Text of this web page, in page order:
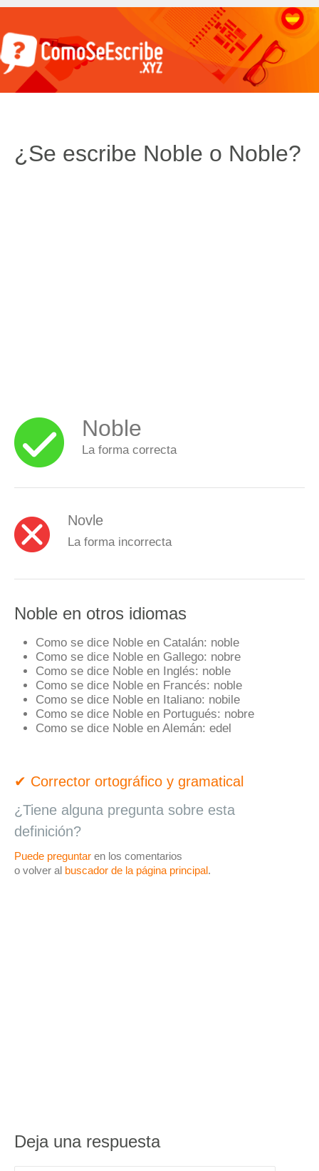
¿Se escribe Noble o Noble?
Noble
La forma correcta
Novle
La forma incorrecta
Noble en otros idiomas
Como se dice Noble en Catalán: noble
Como se dice Noble en Gallego: nobre
Como se dice Noble en Inglés: noble
Como se dice Noble en Francés: noble
Como se dice Noble en Italiano: nobile
Como se dice Noble en Portugués: nobre
Como se dice Noble en Alemán: edel
✔ Corrector ortográfico y gramatical
¿Tiene alguna pregunta sobre esta
definición?
Puede preguntar en los comentarios
o volver al buscador de la página principal.
Deja una respuesta